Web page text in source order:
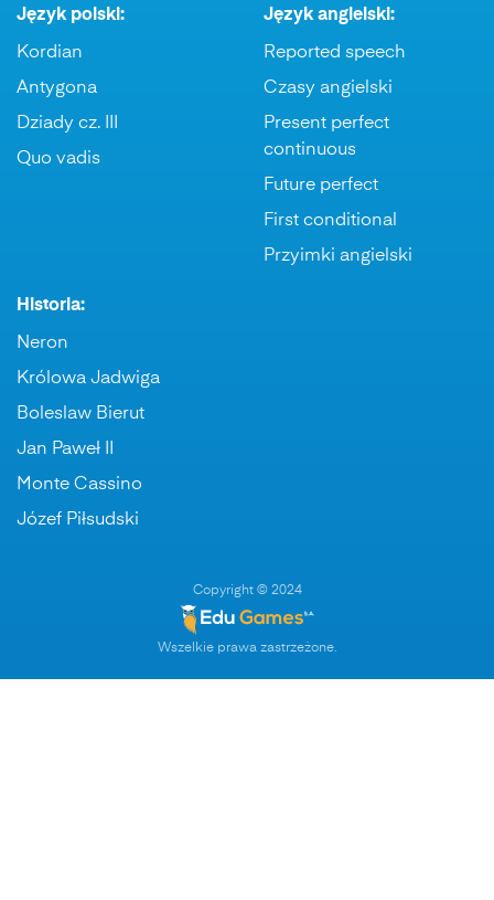
Język polski:
Kordian
Antygona
Dziady cz. III
Quo vadis
Język angielski:
Reported speech
Czasy angielski
Present perfect
continuous
Future perfect
First conditional
Przyimki angielski
Historia:
Neron
Królowa Jadwiga
Boleslaw Bierut
Jan Paweł II
Monte Cassino
Józef Piłsudski
Copyright © 2024
Wszelkie prawa zastrzeżone.